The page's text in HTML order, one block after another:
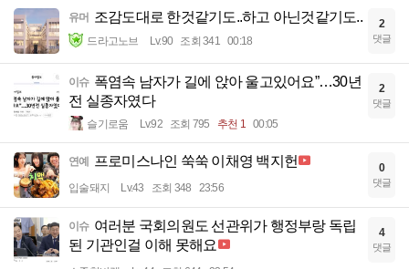
유머 조감도대로 한것같기도..하고 아닌것같기도..
드라고노브 Lv.90 조회 341 00:18
2
댓글
이슈 폭염속 남자가 길에 앉아 울고있어요”…30년
전 실종자였다
슬기로움 Lv.92 조회 795 추천 1 00:05
2
댓글
연예 프로미스나인 쑥쑥 이채영 백지헌
입술돼지 Lv.43 조회 348 23:56
0
댓글
이슈 여러분 국회의원도 선관위가 행정부랑 독립
된 기관인걸 이해 못해요
4
댓글